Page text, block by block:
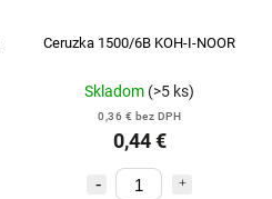
Ceruzka 1500/6B KOH-I-NOOR
Skladom (>5 ks)
0,36 € bez DPH
0,44 €